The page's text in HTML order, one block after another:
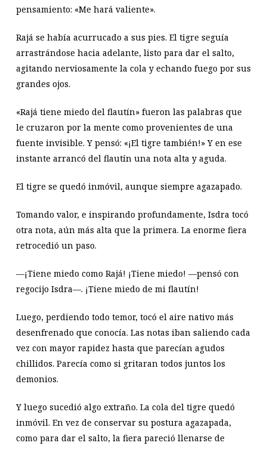
pensamiento: «Me hará valiente».
Rajá se había acurrucado a sus pies. El tigre seguía
arrastrándose hacia adelante, listo para dar el salto,
agitando nerviosamente la cola y echando fuego por sus
grandes ojos.
«Rajá tiene miedo del flautín» fueron las palabras que
le cruzaron por la mente como provenientes de una
fuente invisible. Y pensó: «¡El tigre también!» Y en ese
instante arrancó del flautín una nota alta y aguda.
El tigre se quedó inmóvil, aunque siempre agazapado.
Tomando valor, e inspirando profundamente, Isdra tocó
otra nota, aún más alta que la primera. La enorme fiera
retrocedió un paso.
—¡Tiene miedo como Rajá! ¡Tiene miedo! —pensó con
regocijo Isdra—. ¡Tiene miedo de mi flautín!
Luego, perdiendo todo temor, tocó el aire nativo más
desenfrenado que conocía. Las notas iban saliendo cada
vez con mayor rapidez hasta que parecían agudos
chillidos. Parecía como si gritaran todos juntos los
demonios.
Y luego sucedió algo extraño. La cola del tigre quedó
inmóvil. En vez de conservar su postura agazapada,
como para dar el salto, la fiera pareció llenarse de